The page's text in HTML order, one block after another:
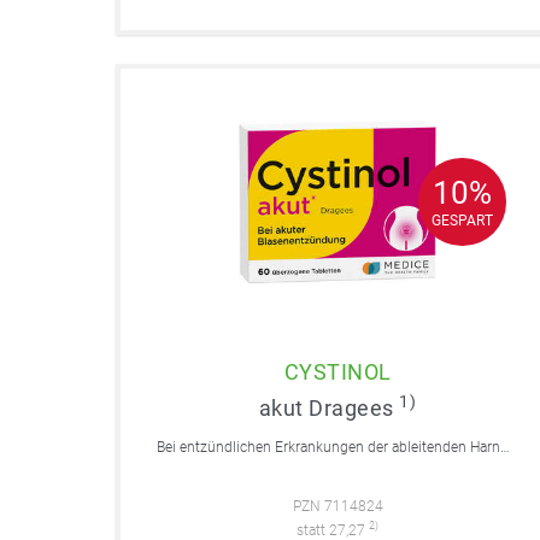
10%
GESPART
10%
GESPART
CYSTINOL
akut Dragees 1)
Bei entzündlichen Erkrankungen der ableitenden Harnwege.
PZN 7114824
statt 27,27 2)